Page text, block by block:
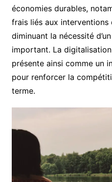
économies durables,
frais liés aux
diminuant la nécessité
important. La
présente ainsi comme un
pour renforcer la
terme.